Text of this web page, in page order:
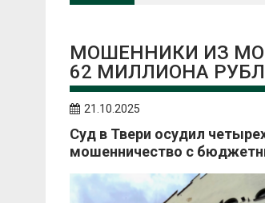
МОШЕННИКИ ИЗ
62 МИЛЛИОНА
21.10.2025
Суд в Твери осудил
мошенничество с